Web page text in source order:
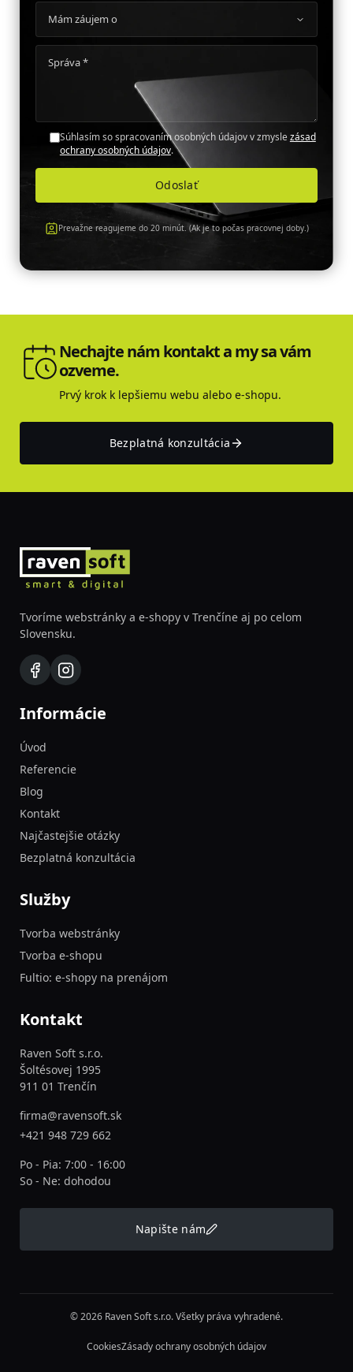
Súhlasím so spracovaním osobných údajov v zmysle zásad
ochrany osobných údajov.
Prevažne reagujeme do 20 minút. (Ak je to počas pracovnej doby.)
Nechajte nám kontakt a my sa vám
ozveme.
Prvý krok k lepšiemu webu alebo e-shopu.
Bezplatná konzultácia
Tvoríme webstránky a e-shopy v Trenčíne aj po celom
Slovensku.
Informácie
Úvod
Referencie
Blog
Kontakt
Najčastejšie otázky
Bezplatná konzultácia
Služby
Tvorba webstránky
Tvorba e-shopu
Fultio: e-shopy na prenájom
Kontakt
Raven Soft s.r.o.
Šoltésovej 1995
911 01 Trenčín
firma@ravensoft.sk
+421 948 729 662
Po - Pia: 7:00 - 16:00
So - Ne: dohodou
Napište nám
© 2026 Raven Soft s.r.o. Všetky práva vyhradené.
CookiesZásady ochrany osobných údajov